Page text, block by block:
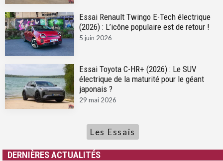
Essai Renault Twingo E-Tech électrique
(2026) : L’icône populaire est de retour !
5 juin 2026
Essai Toyota C-HR+ (2026) : Le SUV
électrique de la maturité pour le géant
japonais ?
29 mai 2026
Les Essais
DERNIÈRES ACTUALITÉS